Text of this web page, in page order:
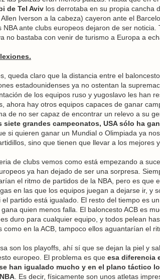
de Tel Aviv los derrotaba en su propia cancha
Iverson a la cabeza) cayeron ante el
NBA ante clubs europeos dejaron de ser
no bastaba con venir de turismo a Europa a
queda claro que la distancia entre el
estadounidenses ya no ostentan la
de los equipos ruso y yugoslavo les han
ahora hay otros equipos capaces de ganar
de no ser capaz de encontrar un relevo a su
siete grandes campeonatos, USA sólo ha
si quieren ganar un Mundial o Olimpiada ya
sino que tienen que llevar a los mejores
de clubs vemos como está empezando a
ya han dejado de ser una sorpresa.
el ritmo de partidos de la NBA, pero es que
en las que los equipos juegan a dejarse ir, y
el partido está igualado. El resto del tiempo es
gana quien menos falla. El baloncesto ACB es
duro para cualquier equipo, y todos pelean
como en la ACB, tampoco ellos aguantarían el
son los playoffs, ahí sí que se dejan la piel y
europeo. El problema es que esa diferencia
han igualado mucho y en el plano táctico
. Es decir, físicamente son unos atletas